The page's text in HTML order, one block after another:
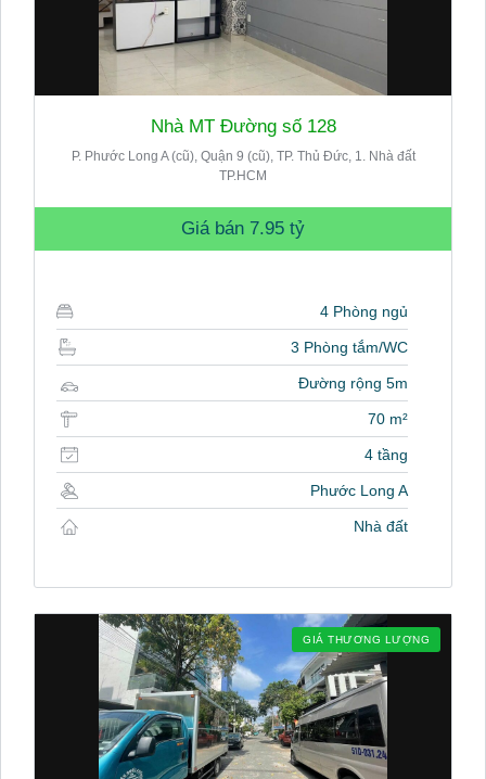
Nhà MT Đường số 128
P. Phước Long A (cũ), Quận 9 (cũ), TP. Thủ Đức, 1. Nhà đất
TP.HCM
Giá bán 7.95 tỷ
4 Phòng ngủ
3 Phòng tắm/WC
Đường rộng 5m
70 m²
4 tầng
Phước Long A
Nhà đất
GIÁ THƯƠNG LƯỢNG